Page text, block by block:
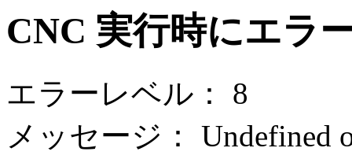
CNC 実行時にエラ
エラーレベル： 8
メッセージ： Undefined